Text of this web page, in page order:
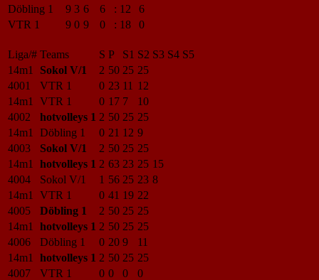
Döbling 1
9 3 6 6 : 12
6
VTR 1
9 0 9 0 : 18 0
Liga/# Teams S P S1 S2 S3 S4 S5
14m1
Sokol V/1 2 50 25 25
4001
VTR 1 0 23 11 12
14m1
VTR 1 0 17 7
10
4002
hotvolleys 1 2 50 25 25
14m1
Döbling 1 0 21 12 9
4003
Sokol V/1 2 50 25 25
14m1
hotvolleys 1 2 63 23 25 15
4004
Sokol V/1 1 56 25 23 8
14m1
VTR 1 0 41 19 22
4005
Döbling 1 2 50 25 25
14m1
hotvolleys 1 2 50 25 25
4006
Döbling 1 0 20 9
11
14m1
hotvolleys 1 2 50 25 25
4007
VTR 1 0 0 0
0